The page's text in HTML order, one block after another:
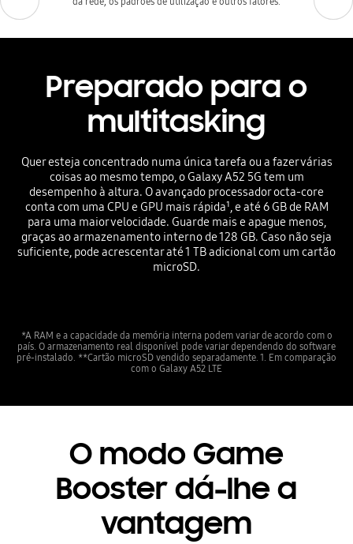
Preparado para o
multitasking
Quer esteja concentrado numa única tarefa ou a fazer várias
coisas ao mesmo tempo, o Galaxy A52 5G tem um
desempenho à altura. O avançado processador octa-core
conta com uma CPU e GPU mais rápida¹, e até 6 GB de RAM
para uma maior velocidade. Guarde mais e apague menos,
graças ao armazenamento interno de 128 GB. Caso não seja
suficiente, pode acrescentar até 1 TB adicional com um cartão
microSD.
*A RAM e a capacidade da memória interna podem variar de acordo com o
país. O armazenamento real disponível pode variar dependendo do software
pré-instalado. **Cartão microSD vendido separadamente. 1. Em comparação
com o Galaxy A52 LTE
O modo Game
Booster dá-lhe a
vantagem